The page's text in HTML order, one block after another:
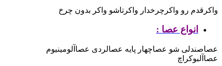
واکرقدم رو واکرچرخدار واکرتاشو واکر بدون چرخ
انواع عصا :
عصاصندلی شو عصاچهار پایه عصالردی عصاآلومینیوم
عصاآلبوکراچ